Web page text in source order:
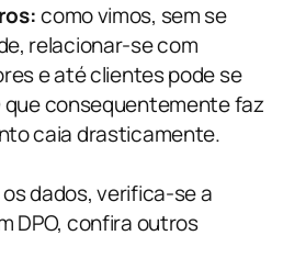
como vimos, sem se
relacionar-se com
e até clientes pode se
consequentemente faz
caia drasticamente.
dados, verifica-se a
DPO, confira outros